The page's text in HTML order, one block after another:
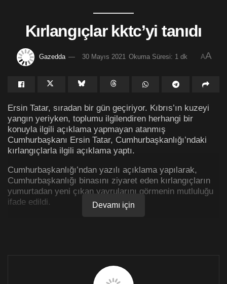
Kırlangıçlar kktc’yi tanıdı
Gazedda 30 Mayıs 2021 Okuma Süresi: 1 dk AA
Ersin Tatar, sıradan bir gün geçiriyor. Kıbrıs’ın kuzeyi
yangın yeriyken, toplumu ilgilendiren herhangi bir
konuyla ilgili açıklama yapmayan atanmış
Cumhurbaşkanı Ersin Tatar, Cumhurbaşkanlığı’ndaki
kırlangıçlarla ilgili açıklama yaptı.
Cumhurbaşkanlığı’ndan yazılı açıklama yapılarak,
Cumhurbaşkanlığı binasını ziyaret eden kırlangıçların
yumurtadan yeni çıkan yavrularını görmenin mutluluğu
ifade edildi.
gelerek yuva yapması tüm Cumhurbaşkanlığı
Devamı için